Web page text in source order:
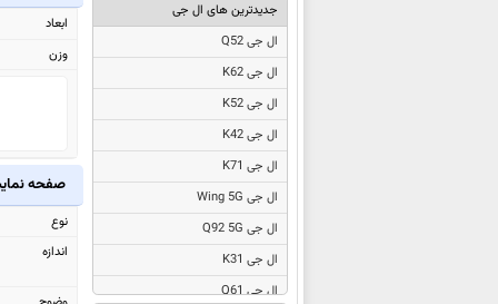
جدیدترین های ال جی
ال جی Q52
ال جی K62
ال جی K52
ال جی K42
ال جی K71
ال جی Wing 5G
ال جی Q92 5G
ال جی K31
ال جی Q61
ابعاد
وزن
صفحه
نوع
اندازه